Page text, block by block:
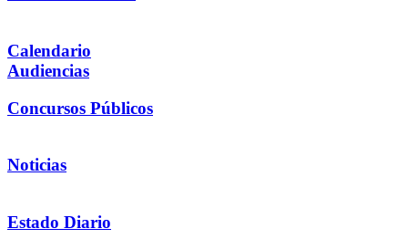
Calendario
Audiencias
Concursos Públicos
Noticias
Estado Diario